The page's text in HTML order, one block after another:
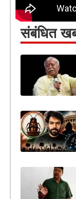
संबंधित